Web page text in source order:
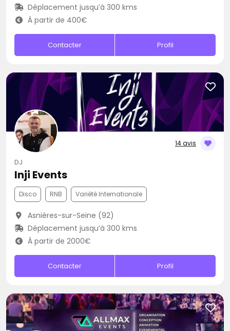
Déplacement jusqu’à 300 kms
À partir de 400€
Contacter Profil
14 avis
DJ
Inji Events
Disco RNB Variété Internationale
Asnières-sur-Seine (92)
Déplacement jusqu’à 300 kms
À partir de 2000€
Contacter Profil